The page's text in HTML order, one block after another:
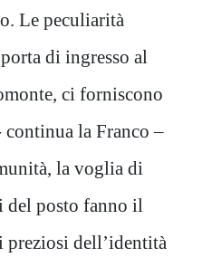
Le peculiarità
di ingresso al
ci forniscono
la Franco –
la voglia di
del posto fanno il
preziosi dell’identità